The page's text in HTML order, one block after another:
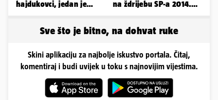
hajdukovci, jedan je
na ždrijebu SP-a 2014.
Sve što je bitno, na dohvat ruke
Skini aplikaciju za najbolje iskustvo portala. Čitaj,
komentiraj i budi uvijek u toku s najnovijim vijestima.